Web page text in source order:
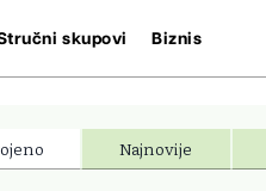
skupovi Biznis
Najnovije